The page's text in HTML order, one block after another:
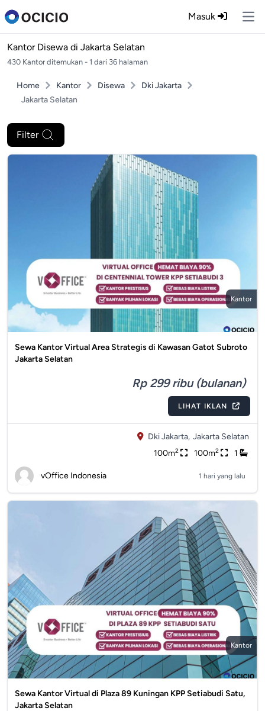
Masuk
Kantor Disewa di Jakarta Selatan
430 Kantor ditemukan - 1 dari 36 halaman
Home Kantor Disewa
Dki Jakarta
Jakarta Selatan
Filter
Kantor
Sewa Kantor Virtual Area Strategis di Kawasan Gatot Subroto
Jakarta Selatan
Rp 299 ribu (bulanan)
LIHAT IKLAN
Dki Jakarta, Jakarta Selatan
100m2 100m2 1
vOffice Indonesia 1 hari yang lalu
Kantor
Sewa Kantor Virtual di Plaza 89 Kuningan KPP Setiabudi Satu,
Jakarta Selatan